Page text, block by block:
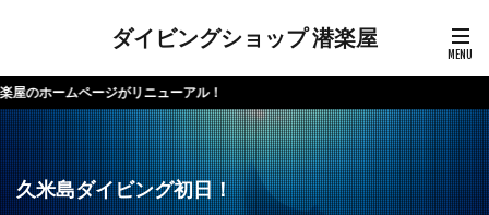
ダイビングショップ 潜楽屋
ジがリニューアル！
久米島ダイビング初日！